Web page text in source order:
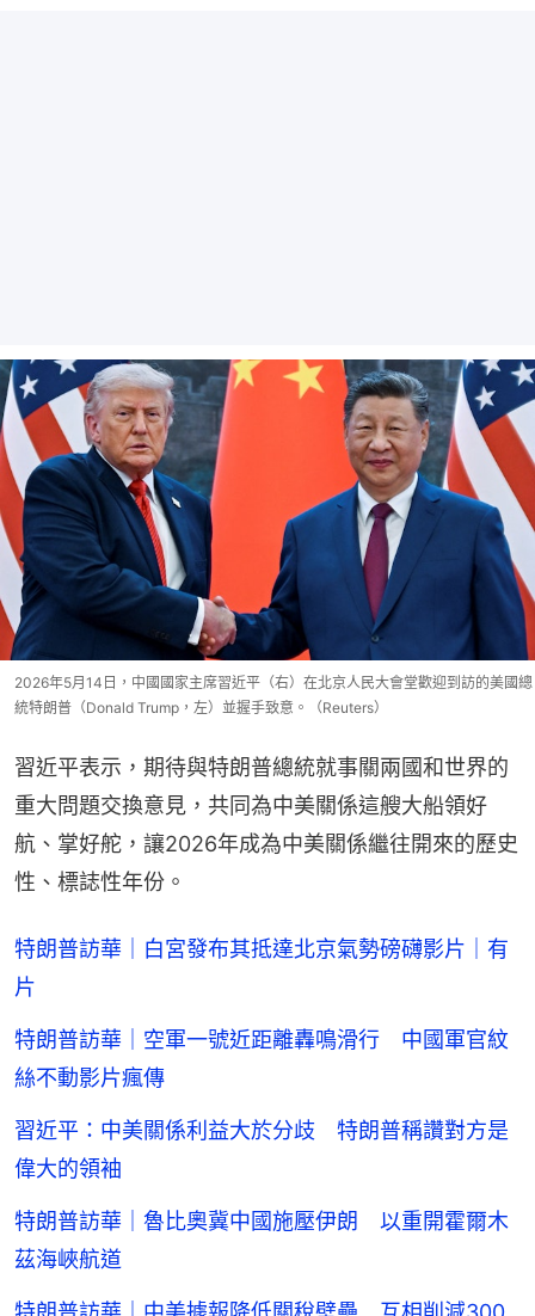
2026年5月14日，中國國家主席習近平（右）在北京人民大會堂歡迎到訪的美國總
統特朗普（Donald Trump，左）並握手致意。（Reuters）
習近平表示，期待與特朗普總統就事關兩國和世界的
重大問題交換意見，共同為中美關係這艘大船領好
航、掌好舵，讓2026年成為中美關係繼往開來的歷史
性、標誌性年份。
特朗普訪華｜白宮發布其抵達北京氣勢磅礴影片｜有
片
特朗普訪華｜空軍一號近距離轟鳴滑行 中國軍官紋
絲不動影片瘋傳
習近平：中美關係利益大於分歧 特朗普稱讚對方是
偉大的領袖
特朗普訪華｜魯比奧冀中國施壓伊朗 以重開霍爾木
茲海峽航道